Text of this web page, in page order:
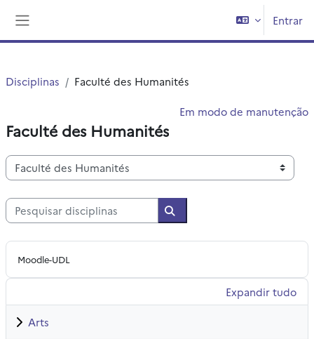
Entrar
Disciplinas Faculté des Humanités
Em modo de manutenção
Faculté des Humanités
Categorias de disciplinas
Pesquisar disciplinas
Pesquisar disciplinas
Moodle-UDL
Expandir tudo
Arts